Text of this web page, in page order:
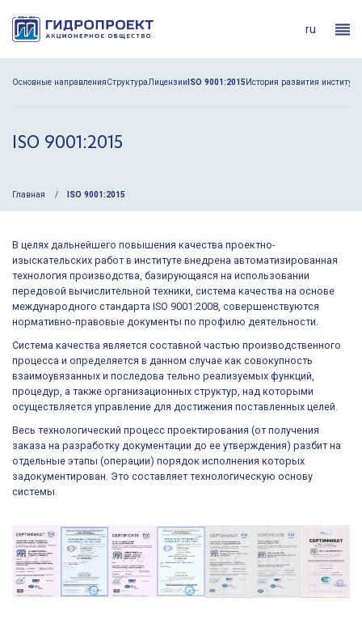
ru
Основные направленияСтруктураЛицензии ISO 9001:2015История развития института
ISO 9001:2015
Главная ISO 9001:2015
В целях дальнейшего повышения качества проектно-
изыскательских работ в институте внедрена автоматизированная
технология производства, базирующаяся на использовании
передовой вычислительной техники, система качества на основе
международного стандарта ISO 9001:2008, совершенствуются
нормативно-правовые документы по профилю деятельности.
Система качества является составной частью производственного
процесса и определяется в данном случае как совокупность
взаимоувязанных и последова тельно реализуемых функций,
процедур, а также организационных структур, над которыми
осуществляется управление для достижения поставленных целей.
Весь технологический процесс проектирования (от получения
заказа на разработку документации до ее утверждения) разбит на
отдельные этапы (операции) порядок исполнения которых
задокументирован. Это составляет технологическую основу
системы.